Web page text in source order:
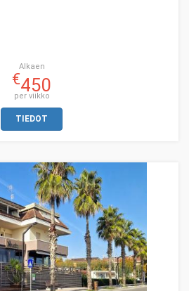
Alkaen
€450
per viikko
TIEDOT